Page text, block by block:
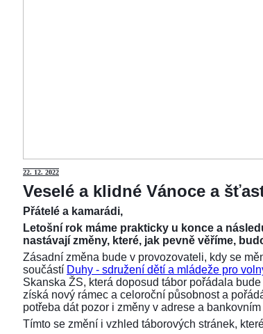
22. 12. 2022
Veselé a klidné Vánoce a
Přátelé a kamarádi,
Letošní rok máme prakticky u konce a
nastávají změny, které, jak pevně věříme,
Zásadní změna bude v provozovateli, kdy se
součástí Duhy - sdružení dětí a mládeže pro
Skanska ŽS, která doposud tábor pořádala
získá nový rámec a celoroční působnost a
potřeba dát pozor i změny v adrese a bankovním
Tímto se změní i vzhled táborových stránek,